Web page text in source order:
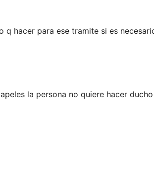
hacer para ese tramite si es
la persona no quiere hacer